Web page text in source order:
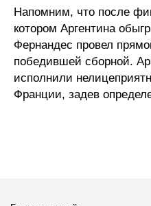
Напомним, что после
котором Аргентина
Фернандес провел
победившей сборной.
исполнили
Франции, задев